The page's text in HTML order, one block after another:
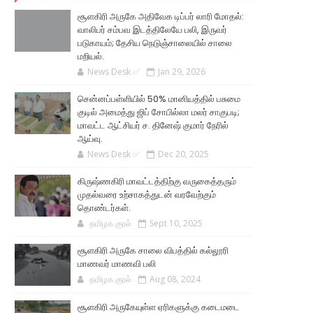
சூளகிரி அருகே அதிவேக டிப்பர் லாரி மோதல்:
வாலிபர் சம்பவ இடத்திலேயே பலி, இருவர்
படுகாயம்; தேசிய நெடுஞ்சாலையில் சாலை
மறியல்.
News Desk ✅ Jan 29, 2026
சென்னப்பள்ளியில் 50% மானியத்தில் பசுமை
குடில் அமைத்து ஜிப் சோபில்லா மலர் சாகுபடி;
மாவட்ட ஆட்சியர் ச. தினேஷ் குமார் நேரில்
ஆய்வு.
News Desk ✅ Dec 20, 2025
கிருஷ்ணகிரி மாவட்டத்திற்கு வருகைத்தரும்
முதல்வரை உற்சாகத்துடன் வரவேற்கும்
தொண்டர்கள்.
தமிழக குரல் Sept 10, 2025
சூளகிரி அருகே சாலை விபத்தில் கல்லூரி
மாணவர் மாணவி பலி
தமிழக குரல் Aug 08, 2024
சூளகிரி அருகேயுள்ள ஏரிகளுக்கு கடைமடை